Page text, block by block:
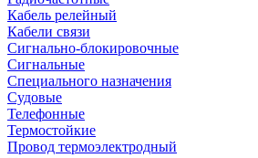
Кабель релейный
Кабели связи
Сигнально-блокировочные
Сигнальные
Специального назначения
Судовые
Телефонные
Термостойкие
Провод термоэлектродный